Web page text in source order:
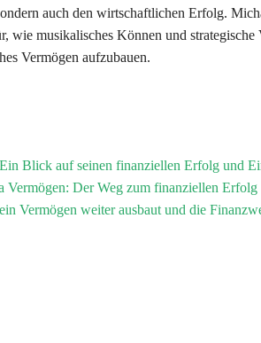
auch den wirtschaftlichen Erfolg.
wie musikalisches Können und
Vermögen aufzubauen.
Blick auf seinen finanziellen Erfolg und
Vermögen: Der Weg zum finanziellen Erfolg
Vermögen weiter ausbaut und die